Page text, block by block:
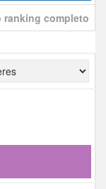
ranking completo